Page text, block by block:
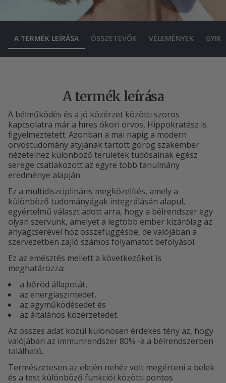
A TERMÉK LEÍRÁSA ÖSSZETEVŐK VÉLEMÉNYEK GYIK
A termék leírása
A bélműködés és a jó közérzet közötti szoros
kapcsolatra már a híres ókori orvos, Hippokratész is
figyelmeztetett. Azonban a mai napig a modern
orvostudomány atyjának tartott görög szakember
nézeteihez különböző területek tudósainak egész
serege csatlakozott az egyre több tanulmány
eredménye alapján.
Ez a multidiszciplináris megközelítés, amely a
különböző tudományágak integrálásán alapul,
egyértelmű választ adott arra, hogy a bélrendszer egy
olyan szervünk, amelyet a legtöbb ember kizárólag az
anyagcserével hoz összefüggésbe, de valójában a
szervezetben zajló számos folyamatot befolyásol.
Ez az emésztés mellett a következőket is
meghatározza:
a bőröd állapotát,
az energiaszintedet,
az agyműködésedet és
az általános közérzetedet.
Az összes adat közül különösen érdekes tény az, hogy
valójában az immunrendszer 80% -a a bélrendszerben
található.
Természetesen az elején nehéz volt megérteni a belek
és a test különböző funkciói közötti pontos